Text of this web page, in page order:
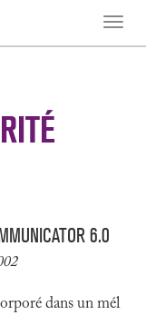
Toggle
6.0
dans un mél